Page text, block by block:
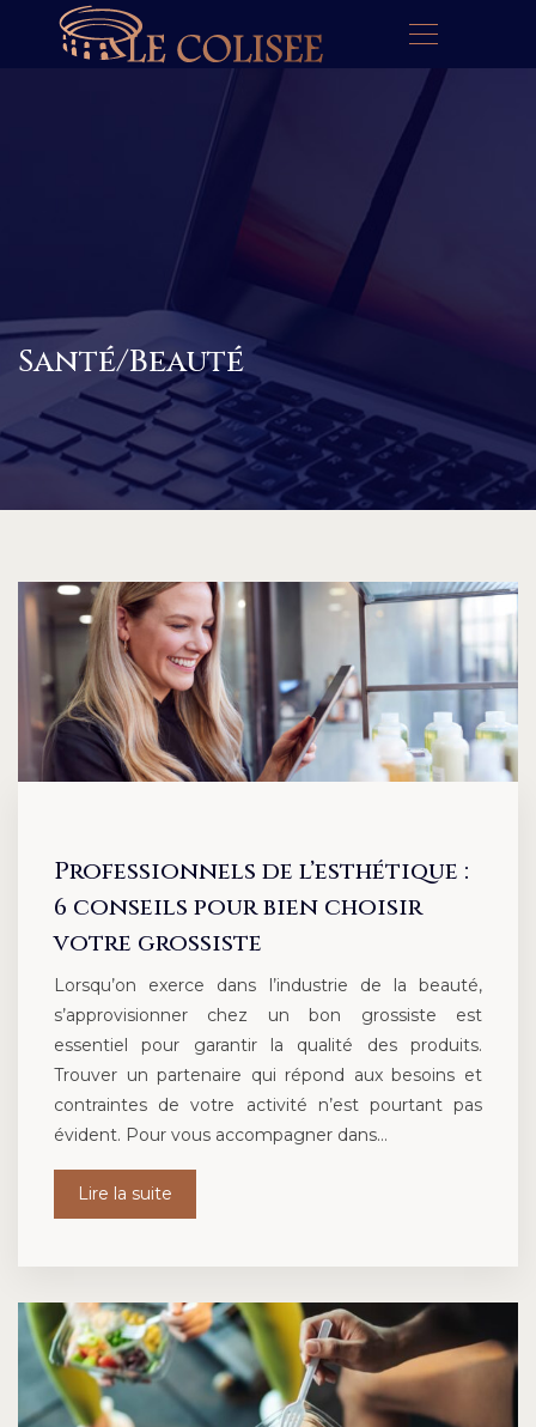
Santé/Beauté
Professionnels de l’esthétique :
6 conseils pour bien choisir
votre grossiste
Lorsqu’on exerce dans l’industrie de la beauté,
s’approvisionner chez un bon grossiste est
essentiel pour garantir la qualité des produits.
Trouver un partenaire qui répond aux besoins et
contraintes de votre activité n’est pourtant pas
évident. Pour vous accompagner dans…
Lire la suite